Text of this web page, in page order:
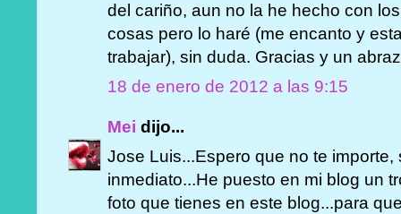
del cariño, aun no la he hecho con
cosas pero lo haré (me encanto y
trabajar), sin duda. Gracias y un
18 de enero de 2012 a las 9:15
Mei dijo...
Jose Luis...Espero que no te
inmediato...He puesto en mi blog un
foto que tienes en este blog...para